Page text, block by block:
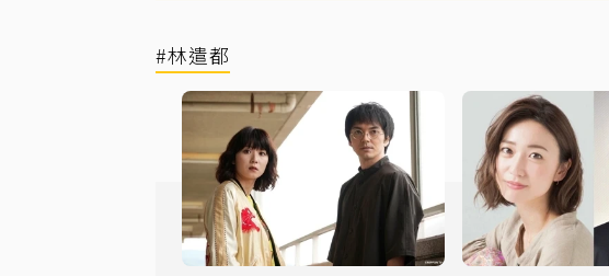
#林遣都